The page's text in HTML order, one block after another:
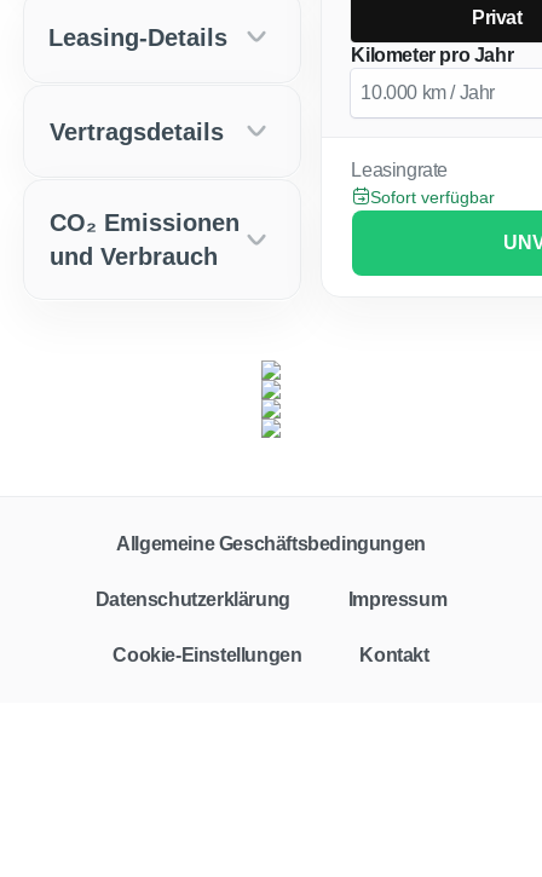
Privat
Kilometer pro Jahr
Leasingrate
Sofort verfügbar
Leasing-Details
Vertragsdetails
CO₂ Emissionen
und Verbrauch
Allgemeine Geschäftsbedingungen
Datenschutzerklärung Impressum
Cookie-Einstellungen Kontakt